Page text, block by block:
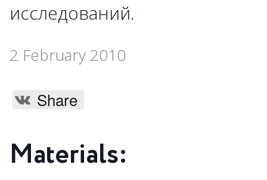
исследований.
2 February 2010
Share
Materials: